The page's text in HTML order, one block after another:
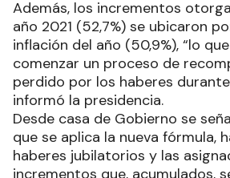
Además, los incrementos
año 2021 (52,7%) se ubicaron
inflación del año (50,9%), “lo
comenzar un proceso de
perdido por los haberes durante
informó la presidencia.
Desde casa de Gobierno se
que se aplica la nueva fórmula,
haberes jubilatorios y las
incrementos que, acumulados,